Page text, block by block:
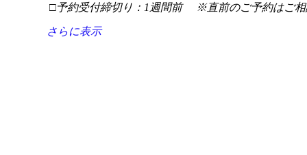
□予約受付締切り：1週間前 　※直前のご予約はご
さらに表示